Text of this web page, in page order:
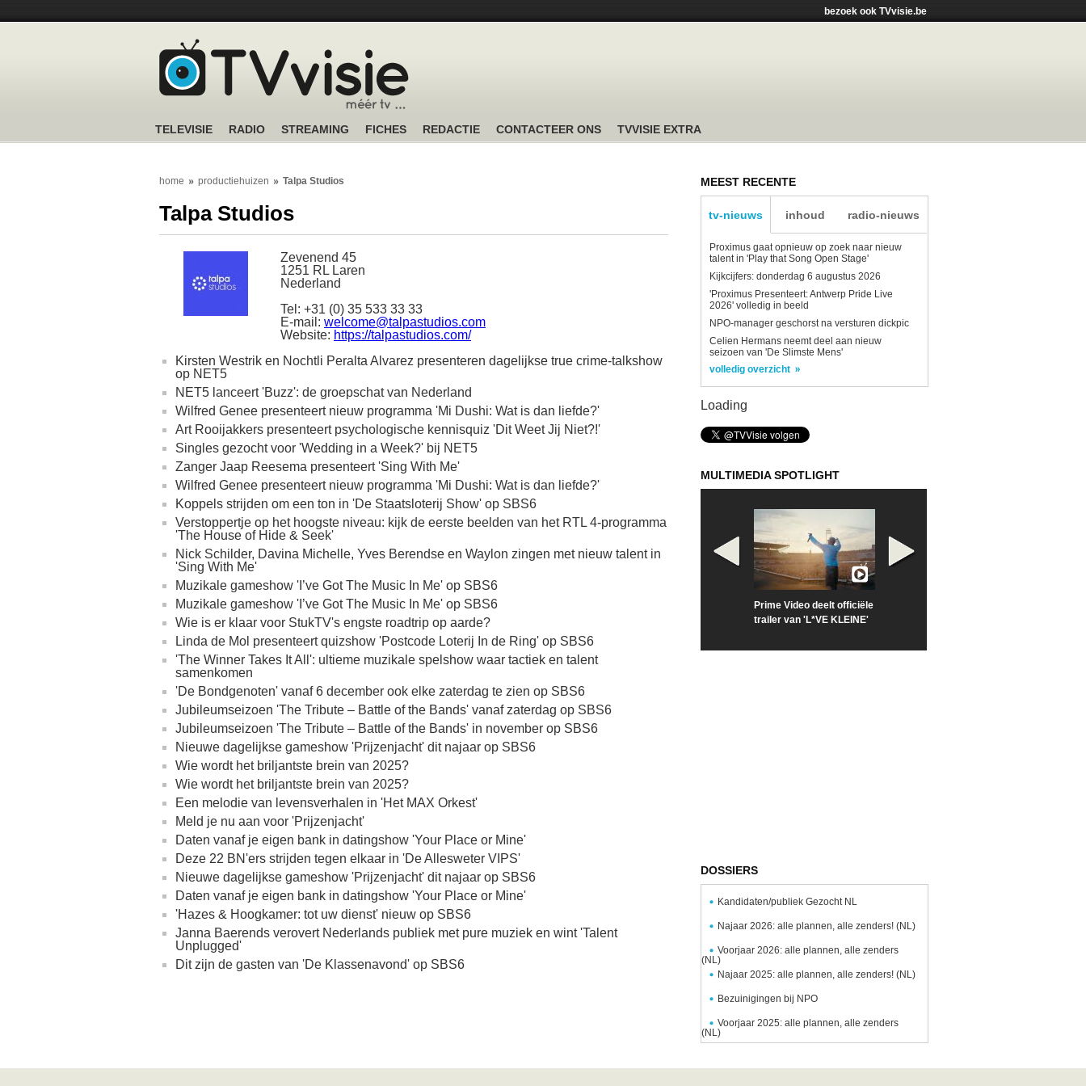
bezoek ook TVvisie.be
TELEVISIE RADIO STREAMING FICHES REDACTIE CONTACTEER ONS TVVISIE EXTRA
home productiehuizen Talpa Studios
Talpa Studios
Zevenend 45
1251 RL Laren
Nederland
Tel: +31 (0) 35 533 33 33
E-mail: welcome@talpastudios.com
Website: https://talpastudios.com/
Kirsten Westrik en Nochtli Peralta Alvarez presenteren dagelijkse true crime-talkshow
op NET5
NET5 lanceert 'Buzz': de groepschat van Nederland
Wilfred Genee presenteert nieuw programma 'Mi Dushi: Wat is dan liefde?'
Art Rooijakkers presenteert psychologische kennisquiz 'Dit Weet Jij Niet?!'
Singles gezocht voor 'Wedding in a Week?' bij NET5
Zanger Jaap Reesema presenteert 'Sing With Me'
Wilfred Genee presenteert nieuw programma 'Mi Dushi: Wat is dan liefde?'
Koppels strijden om een ton in 'De Staatsloterij Show' op SBS6
Verstoppertje op het hoogste niveau: kijk de eerste beelden van het RTL 4-programma
'The House of Hide & Seek'
Nick Schilder, Davina Michelle, Yves Berendse en Waylon zingen met nieuw talent in
'Sing With Me'
Muzikale gameshow 'I’ve Got The Music In Me' op SBS6
Muzikale gameshow 'I’ve Got The Music In Me' op SBS6
Wie is er klaar voor StukTV's engste roadtrip op aarde?
Linda de Mol presenteert quizshow 'Postcode Loterij In de Ring' op SBS6
'The Winner Takes It All': ultieme muzikale spelshow waar tactiek en talent
samenkomen
'De Bondgenoten' vanaf 6 december ook elke zaterdag te zien op SBS6
Jubileumseizoen 'The Tribute – Battle of the Bands' vanaf zaterdag op SBS6
Jubileumseizoen 'The Tribute – Battle of the Bands' in november op SBS6
Nieuwe dagelijkse gameshow 'Prijzenjacht' dit najaar op SBS6
Wie wordt het briljantste brein van 2025?
Wie wordt het briljantste brein van 2025?
Een melodie van levensverhalen in 'Het MAX Orkest'
Meld je nu aan voor 'Prijzenjacht'
Daten vanaf je eigen bank in datingshow 'Your Place or Mine'
Deze 22 BN'ers strijden tegen elkaar in 'De Allesweter VIPS'
Nieuwe dagelijkse gameshow 'Prijzenjacht' dit najaar op SBS6
Daten vanaf je eigen bank in datingshow 'Your Place or Mine'
'Hazes & Hoogkamer: tot uw dienst' nieuw op SBS6
Janna Baerends verovert Nederlands publiek met pure muziek en wint 'Talent
Unplugged'
Dit zijn de gasten van 'De Klassenavond' op SBS6
MEEST RECENTE
tv-nieuws inhoud radio-nieuws
Proximus gaat opnieuw op zoek naar nieuw
talent in 'Play that Song Open Stage'
Kijkcijfers: donderdag 6 augustus 2026
'Proximus Presenteert: Antwerp Pride Live
2026' volledig in beeld
NPO-manager geschorst na versturen dickpic
Celien Hermans neemt deel aan nieuw
seizoen van 'De Slimste Mens'
volledig overzicht
Loading
MULTIMEDIA SPOTLIGHT
Prime Video deelt officiële
trailer van 'L*VE KLEINE'
DOSSIERS
Kandidaten/publiek Gezocht NL
Najaar 2026: alle plannen, alle zenders! (NL)
Voorjaar 2026: alle plannen, alle zenders
(NL)
Najaar 2025: alle plannen, alle zenders! (NL)
Bezuinigingen bij NPO
Voorjaar 2025: alle plannen, alle zenders
(NL)